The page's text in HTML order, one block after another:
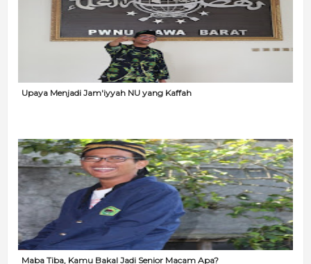
Upaya Menjadi Jam'iyyah NU yang Kaffah
Maba Tiba, Kamu Bakal Jadi Senior Macam Apa?